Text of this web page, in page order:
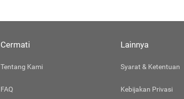
Cermati
Tentang Kami
FAQ
Lainnya
Syarat & Ketentuan
Kebijakan Privasi